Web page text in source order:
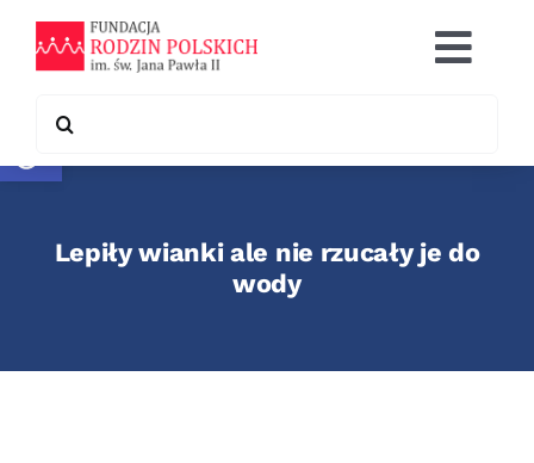
Otwórz pasek narzędzi
content
Co robimy
for:
Lepiły wianki ale nie rzucały je do
wody